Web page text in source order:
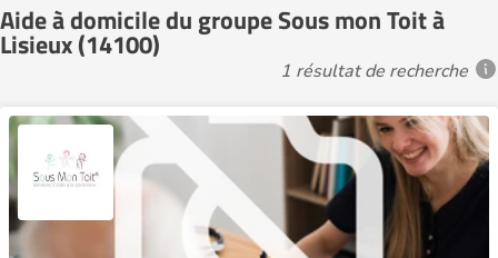
Aide à domicile du groupe Sous mon Toit à
Lisieux (14100)
1 résultat de recherche